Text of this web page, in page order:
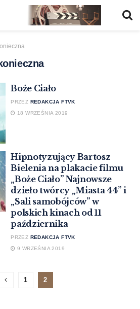
Boże Ciało
PRZEZ REDAKCJA FTVK
18 WRZEŚNIA 2019
Hipnotyzujący Bartosz
Bielenia na plakacie filmu
„Boże Ciało” Najnowsze
dzieło twórcy „Miasta 44” i
„Sali samobójców” w
polskich kinach od 11
października
PRZEZ REDAKCJA FTVK
9 WRZEŚNIA 2019
1 2